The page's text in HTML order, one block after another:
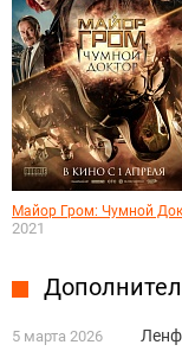
Майор Гром: Чумной
2021
5 марта 2026